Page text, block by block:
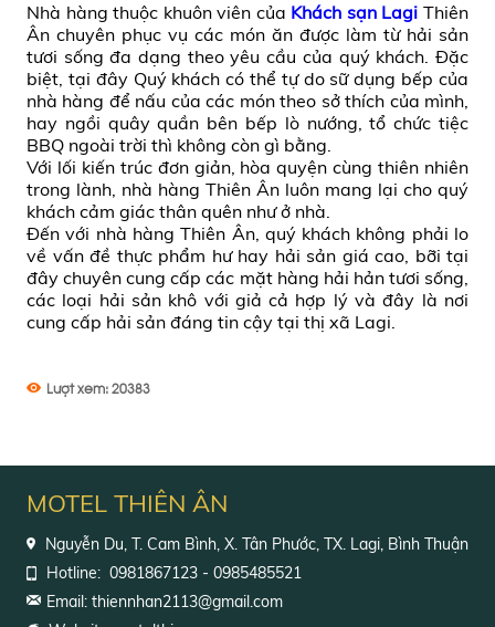
Nhà hàng thuộc khuôn viên của Khách sạn Lagi Thiên
Ân chuyên phục vụ các món ăn được làm từ hải sản
tươi sống đa dạng theo yêu cầu của quý khách. Đặc
biệt, tại đây Quý khách có thể tự do sữ dụng bếp của
nhà hàng để nấu của các món theo sở thích của mình,
hay ngồi quây quần bên bếp lò nướng, tổ chức tiệc
BBQ ngoài trời thì không còn gì bằng.
Với lối kiến trúc đơn giản, hòa quyện cùng thiên nhiên
trong lành, nhà hàng Thiên Ân luôn mang lại cho quý
khách cảm giác thân quên như ở nhà.
Đến với nhà hàng Thiên Ân, quý khách không phải lo
về vấn đề thực phẩm hư hay hải sản giá cao, bỡi tại
đây chuyên cung cấp các mặt hàng hải hản tươi sống,
các loại hải sản khô với giả cả hợp lý và đây là nơi
cung cấp hải sản đáng tin cậy tại thị xã Lagi.
Lượt xem:20383
MOTEL THIÊN ÂN
Nguyễn Du, T. Cam Bình, X. Tân Phước, TX. Lagi, Bình Thuận
Hotline: 0981867123 - 0985485521
Email: thiennhan2113@gmail.com